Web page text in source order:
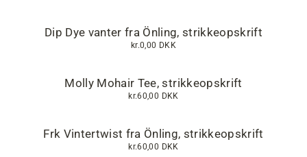
Dip Dye vanter fra Önling, strikkeopskrift
kr.0,00 DKK
Molly Mohair Tee, strikkeopskrift
kr.60,00 DKK
Frk Vintertwist fra Önling, strikkeopskrift
kr.60,00 DKK